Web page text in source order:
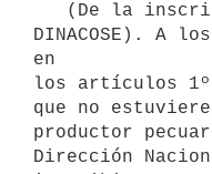
DINACOSE). A
en
los artículos
que no
productor
Dirección